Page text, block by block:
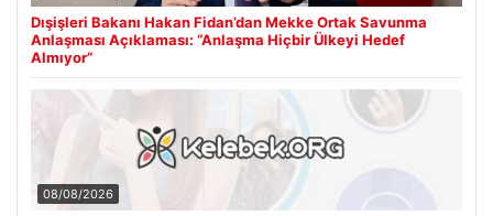
Dışişleri Bakanı Hakan Fidan’dan Mekke Ortak Savunma
Anlaşması Açıklaması: “Anlaşma Hiçbir Ülkeyi Hedef
Almıyor”
08/08/2026